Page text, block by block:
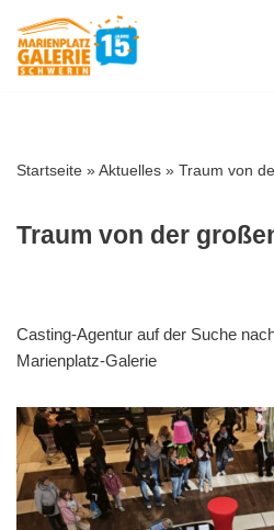
Zum
Startseite »Aktuelles » Traum von
Traum von der
Casting-Agentur auf der Suche
Marienplatz-Galerie